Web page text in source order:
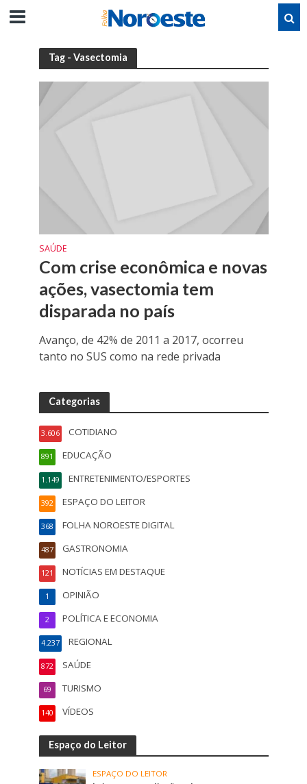
Tag - Vasectomia
SAÚDE
Com crise econômica e novas
ações, vasectomia tem
disparada no país
Avanço, de 42% de 2011 a 2017, ocorreu
tanto no SUS como na rede privada
Categorias
COTIDIANO
3.606
EDUCAÇÃO
891
ENTRETENIMENTO/ESPORTES
1.149
ESPAÇO DO LEITOR
392
FOLHA NOROESTE DIGITAL
368
GASTRONOMIA
487
NOTÍCIAS EM DESTAQUE
121
OPINIÃO
1
POLÍTICA E ECONOMIA
2
REGIONAL
4.237
SAÚDE
872
TURISMO
69
VÍDEOS
140
Espaço do Leitor
ESPAÇO DO LEITOR